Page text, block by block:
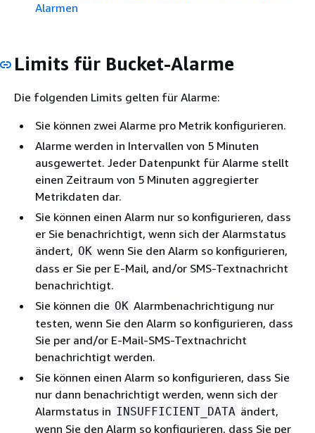
Alarmen
Limits für Bucket-Alarme
Die folgenden Limits gelten für Alarme:
Sie können zwei Alarme pro Metrik konfigurieren.
Alarme werden in Intervallen von 5 Minuten
ausgewertet. Jeder Datenpunkt für Alarme stellt
einen Zeitraum von 5 Minuten aggregierter
Metrikdaten dar.
Sie können einen Alarm nur so konfigurieren, dass
er Sie benachrichtigt, wenn sich der Alarmstatus
ändert, OK wenn Sie den Alarm so konfigurieren,
dass er Sie per E-Mail, and/or SMS-Textnachricht
benachrichtigt.
Sie können die OK Alarmbenachrichtigung nur
testen, wenn Sie den Alarm so konfigurieren, dass
Sie per and/or E-Mail-SMS-Textnachricht
benachrichtigt werden.
Sie können einen Alarm so konfigurieren, dass Sie
nur dann benachrichtigt werden, wenn sich der
Alarmstatus in INSUFFICIENT_DATA ändert,
wenn Sie den Alarm so konfigurieren, dass Sie per